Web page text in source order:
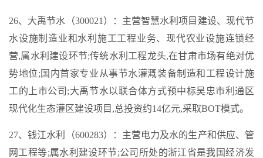
26、大禹节水（300021）：主营智慧水利项目建设、现代节
水设施制造业和水利施工工程业务、现代农业设施连锁经
营,属水利建设环节;传统水利工程龙头,在甘肃市场有绝对优
势地位;国内首家专业从事节水灌溉装备制造和工程设计施
工的上市公司;大禹节水以联合体方式预中标吴忠市利通区
现代化生态灌区建设项目,总投资约14亿元,采取BOT模式。
27、钱江水利（600283）：主营电力及水的生产和供应、管
网工程等;属水利建设环节;公司所处的浙江省是我国经济发